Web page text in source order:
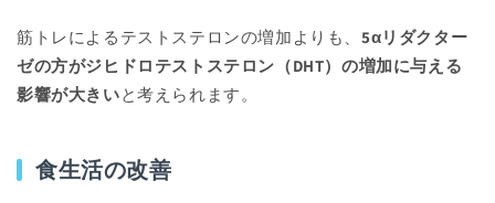
筋トレによるテストステロンの増加よりも、 5αリダクター
ゼの方がジヒドロテストステロン（DHT）の増加に与える
影響が大きいと考えられます。
食生活の改善